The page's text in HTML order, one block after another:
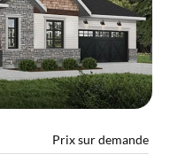
Prix sur demande